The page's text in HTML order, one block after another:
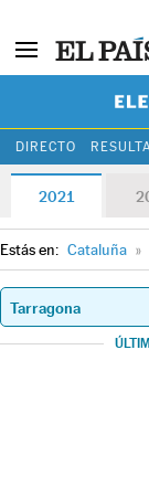
DIRECTO
2021
Estás en: Cataluña »